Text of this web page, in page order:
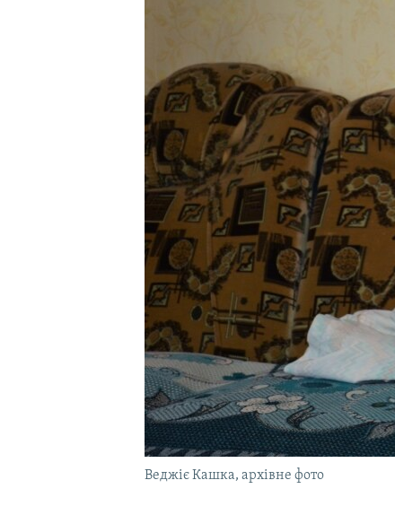
УКРАЇНСЬКА ПРОБЛЕМА КРИМУ
Веджіє Кашка, архівне фото